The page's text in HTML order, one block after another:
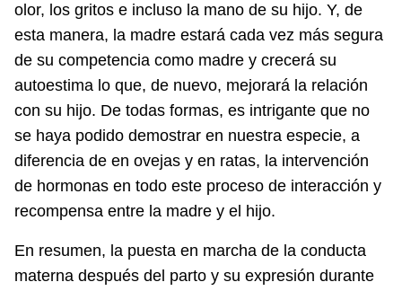
olor, los gritos e incluso la mano de su hijo. Y, de
esta manera, la madre estará cada vez más segura
de su competencia como madre y crecerá su
autoestima lo que, de nuevo, mejorará la relación
con su hijo. De todas formas, es intrigante que no
se haya podido demostrar en nuestra especie, a
diferencia de en ovejas y en ratas, la intervención
de hormonas en todo este proceso de interacción y
recompensa entre la madre y el hijo.
En resumen, la puesta en marcha de la conducta
materna después del parto y su expresión durante